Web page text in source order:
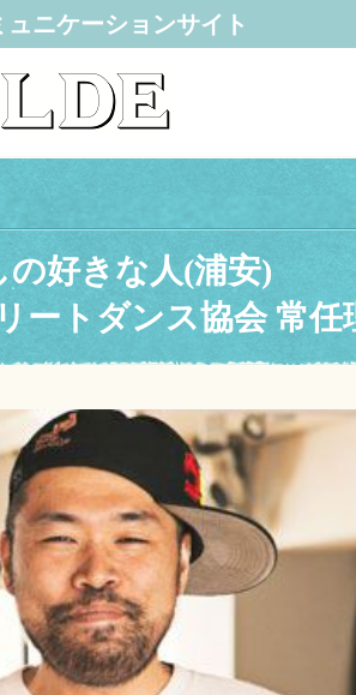
ニケーションサイト
好きな人(浦安)
ートダンス協会 常任